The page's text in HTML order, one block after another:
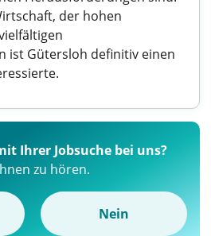
der hohen
ist Gütersloh definitiv einen
Ihrer Jobsuche bei uns?
zu hören.
Nein